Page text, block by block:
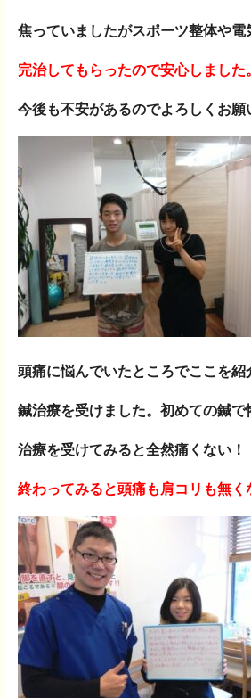
焦っていましたがスポーツ整体や電
完治してもらったので安心しました
今後も不安があるのでよろしくお願
頭痛に悩んでいたところでここを紹
鍼治療を受けました。初めての鍼
治療を受けてみると全然痛くない！
終わってみると頭痛も肩コリも無く